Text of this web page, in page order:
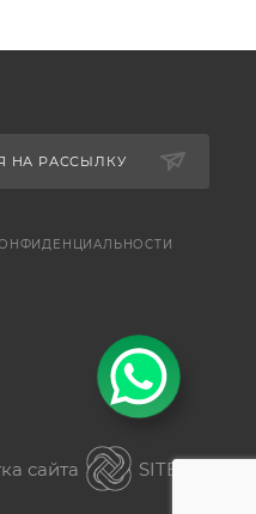
НА РАССЫЛКУ
сайта
SITER.KZ